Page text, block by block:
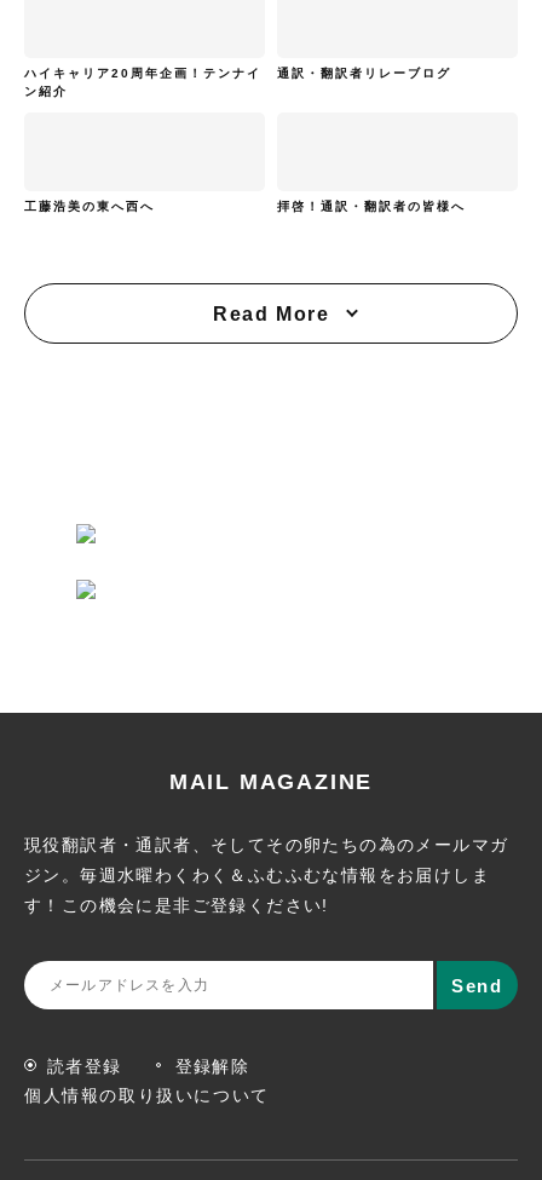
ハイキャリア20周年企画！テンナイ
ン紹介
通訳・翻訳者リレーブログ
工藤浩美の東へ西へ 拝啓！通訳・翻訳者の皆様へ
Read More
MAIL MAGAZINE
現役翻訳者・通訳者、そしてその卵たちの為のメールマガ
ジン。毎週水曜わくわく＆ふむふむな情報をお届けしま
す！この機会に是非ご登録ください!
読者登録
登録解除
個人情報の取り扱いについて